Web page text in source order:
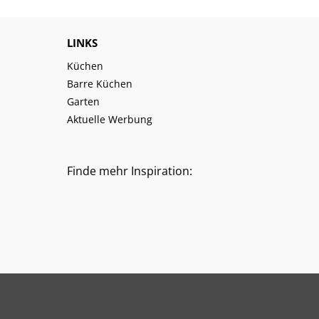
LINKS
Küchen
Barre Küchen
Garten
Aktuelle Werbung
Finde mehr Inspiration: